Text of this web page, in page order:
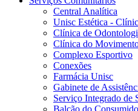
Central Analítica
Unisc Estética -
Clínica de
Clínica do
Complexo Esportivo
Conexões
Farmácia Unisc
Gabinete de
Serviço Integrado de
Balcão do